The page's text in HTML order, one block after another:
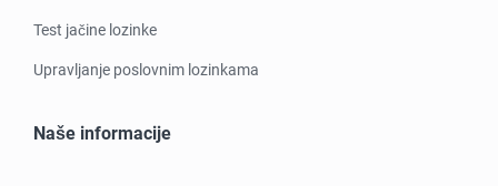
Test jačine lozinke
Upravljanje poslovnim lozinkama
Naše informacije